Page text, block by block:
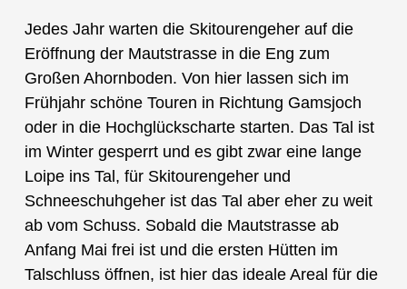
Jedes Jahr warten die Skitourengeher auf die
Eröffnung der Mautstrasse in die Eng zum
Großen Ahornboden. Von hier lassen sich im
Frühjahr schöne Touren in Richtung Gamsjoch
oder in die Hochglückscharte starten. Das Tal ist
im Winter gesperrt und es gibt zwar eine lange
Loipe ins Tal, für Skitourengeher und
Schneeschuhgeher ist das Tal aber eher zu weit
ab vom Schuss. Sobald die Mautstrasse ab
Anfang Mai frei ist und die ersten Hütten im
Talschluss öffnen, ist hier das ideale Areal für die